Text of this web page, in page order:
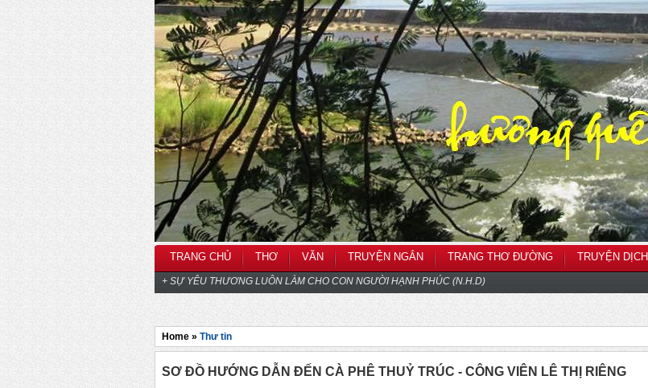
TRANG CHỦ THƠ VĂN TRUYỆN NGẮN TRANG THƠ ĐƯỜNG TRUYỆN DỊCH
+ SỰ YÊU THƯƠNG LUÔN LÀM CHO CON NGƯỜI HẠNH PHÚC (N.H.D)
Home » Thư tin
SƠ ĐỒ HƯỚNG DẪN ĐẾN CÀ PHÊ THUỶ TRÚC - CÔNG VIÊN LÊ THỊ RIÊNG